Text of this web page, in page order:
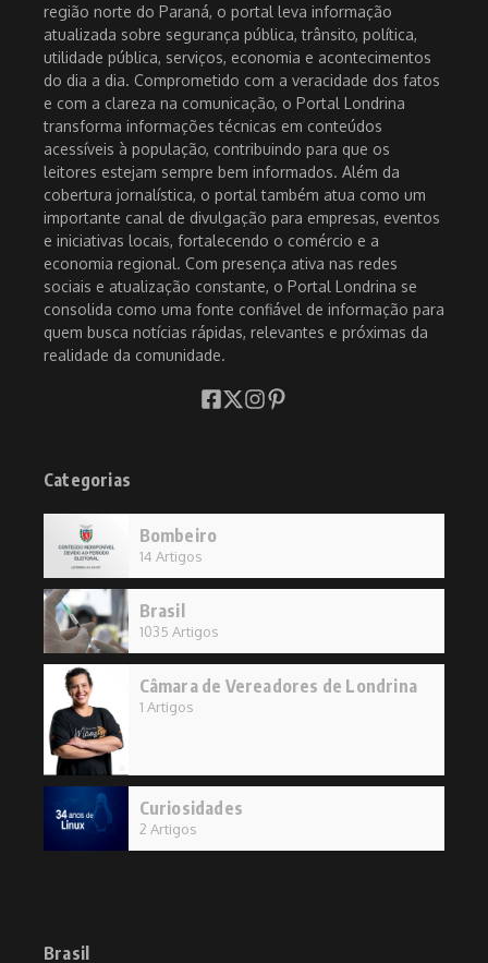
região norte do Paraná, o portal leva informação
atualizada sobre segurança pública, trânsito, política,
utilidade pública, serviços, economia e acontecimentos
do dia a dia. Comprometido com a veracidade dos fatos
e com a clareza na comunicação, o Portal Londrina
transforma informações técnicas em conteúdos
acessíveis à população, contribuindo para que os
leitores estejam sempre bem informados. Além da
cobertura jornalística, o portal também atua como um
importante canal de divulgação para empresas, eventos
e iniciativas locais, fortalecendo o comércio e a
economia regional. Com presença ativa nas redes
sociais e atualização constante, o Portal Londrina se
consolida como uma fonte confiável de informação para
quem busca notícias rápidas, relevantes e próximas da
realidade da comunidade.
Categorias
Bombeiro
14 Artigos
Brasil
1035 Artigos
Câmara de Vereadores de Londrina
1 Artigos
Curiosidades
2 Artigos
Brasil